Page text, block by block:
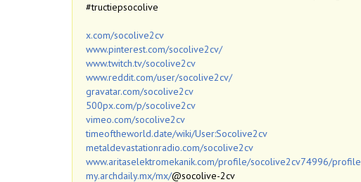
#tructiepsocolive
x.com/socolive2cv
www.pinterest.com/socolive2cv/
www.twitch.tv/socolive2cv
www.reddit.com/user/socolive2cv/
gravatar.com/socolive2cv
500px.com/p/socolive2cv
vimeo.com/socolive2cv
timeoftheworld.date/wiki/User:Socolive2cv
metaldevastationradio.com/socolive2cv
www.aritaselektromekanik.com/profile/socolive2cv74996/profile
my.archdaily.mx/mx/@socolive-2cv